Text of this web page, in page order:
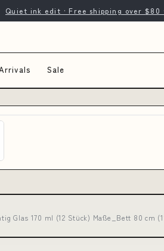
Quiet ink edit · Free shipping over $80
Sale
Glas 170 ml (12 Stück) Maße_Bett 80